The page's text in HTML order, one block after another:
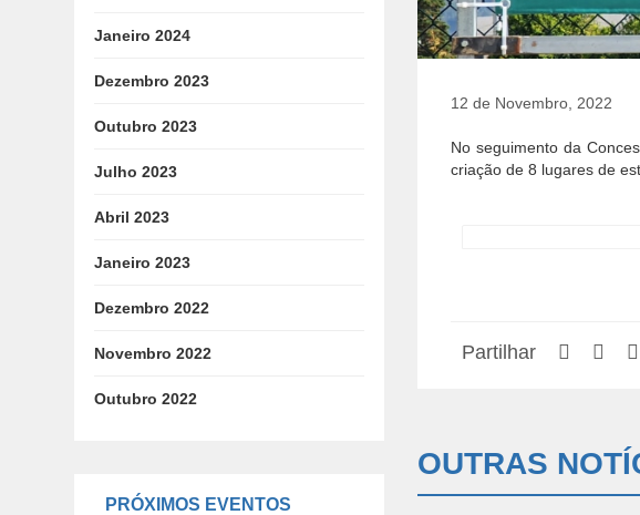
12 de Novembro, 2022
No seguimento da
criação de 8 lugares de
Partilhar
OUTRAS
Janeiro 2024
Dezembro 2023
Outubro 2023
Julho 2023
Abril 2023
Janeiro 2023
Dezembro 2022
Novembro 2022
Outubro 2022
PRÓXIMOS EVENTOS